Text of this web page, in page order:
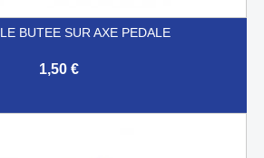
BUTEE SUR AXE PEDALE
1,50 €